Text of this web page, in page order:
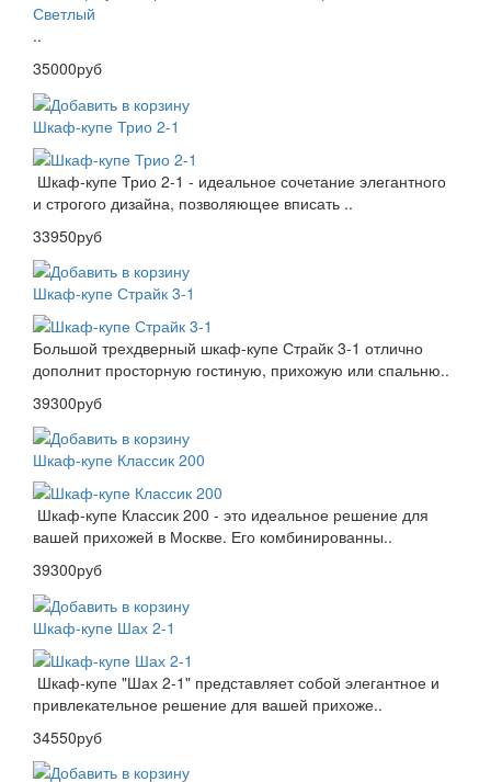
..
35000руб
Шкаф-купе Трио 2-1
Шкаф-купе Трио 2-1 - идеальное сочетание элегантного
и строгого дизайна, позволяющее вписать ..
33950руб
Шкаф-купе Страйк 3-1
Большой трехдверный шкаф-купе Страйк 3-1 отлично
дополнит просторную гостиную, прихожую или спальню..
39300руб
Шкаф-купе Классик 200
Шкаф-купе Классик 200 - это идеальное решение для
вашей прихожей в Москве. Его комбинированны..
39300руб
Шкаф-купе Шах 2-1
Шкаф-купе "Шах 2-1" представляет собой элегантное и
привлекательное решение для вашей прихоже..
34550руб